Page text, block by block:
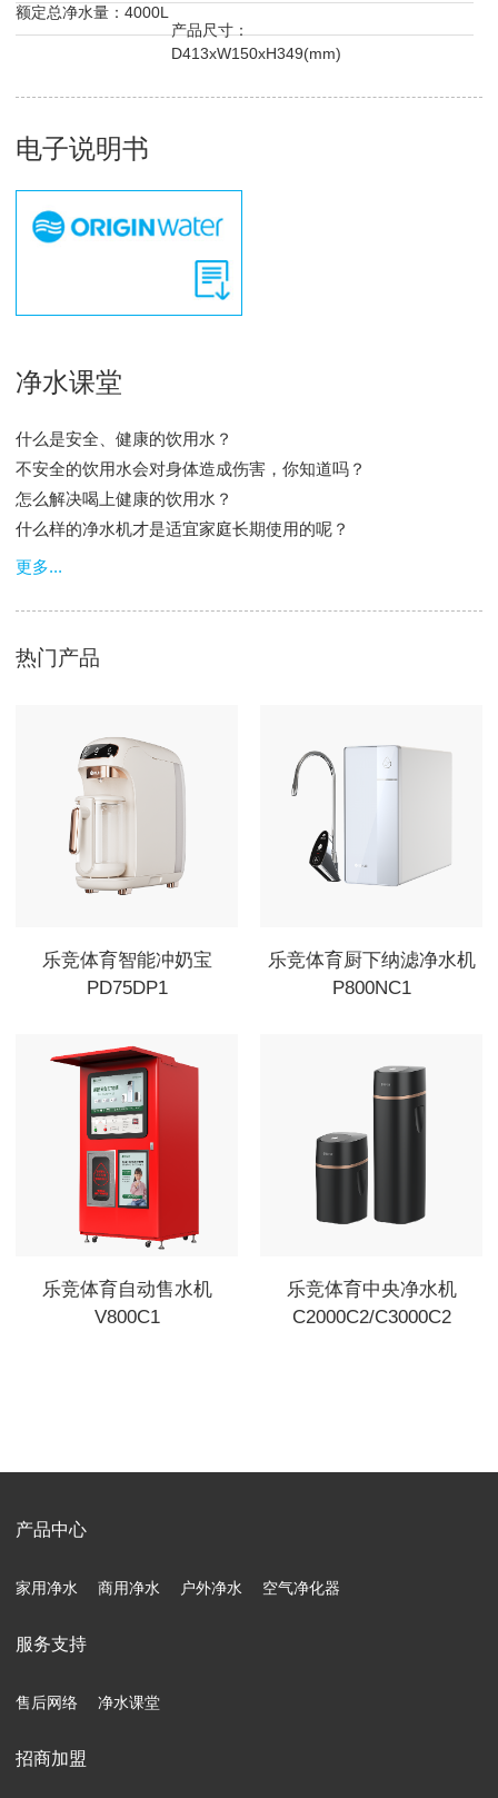
额定总净水量：4000L
产品尺寸：
D413xW150xH349(mm)
电子说明书
净水课堂
什么是安全、健康的饮用水？
不安全的饮用水会对身体造成伤害，你知道吗？
怎么解决喝上健康的饮用水？
什么样的净水机才是适宜家庭长期使用的呢？
更多...
热门产品
乐竞体育智能冲奶宝
PD75DP1
乐竞体育厨下纳滤净水机
P800NC1
乐竞体育自动售水机
V800C1
乐竞体育中央净水机
C2000C2/C3000C2
产品中心
家用净水 商用净水 户外净水 空气净化器
服务支持
售后网络 净水课堂
招商加盟